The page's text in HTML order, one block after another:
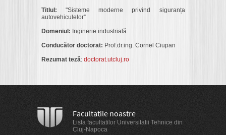
Titlul: "Sisteme moderne privind siguranța
autovehiculelor”
Domeniul: Inginerie industrială
Conducător doctorat: Prof.dr.ing. Cornel Ciupan
Rezumat teză: doctorat.utcluj.ro
Facultatile noastre
Lista facultatilor Universitatii Tehnice din
Cluj-Napoca